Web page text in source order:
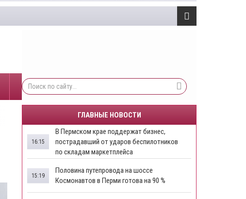
ГЛАВНЫЕ НОВОСТИ
​В Пермском крае поддержат бизнес,
пострадавший от ударов беспилотников
по складам маркетплейса
16:15
​Половина путепровода на шоссе
Космонавтов в Перми готова на 90 %
15:19